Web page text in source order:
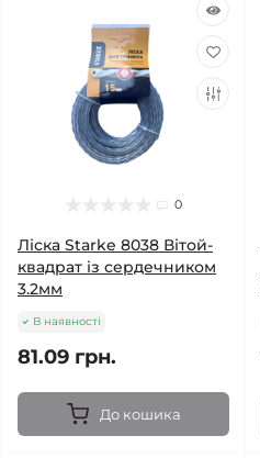
0
Ліска Starke 8038 Вітой-
квадрат із сердечником
3.2мм
В наявності
81.09 грн.
До кошика